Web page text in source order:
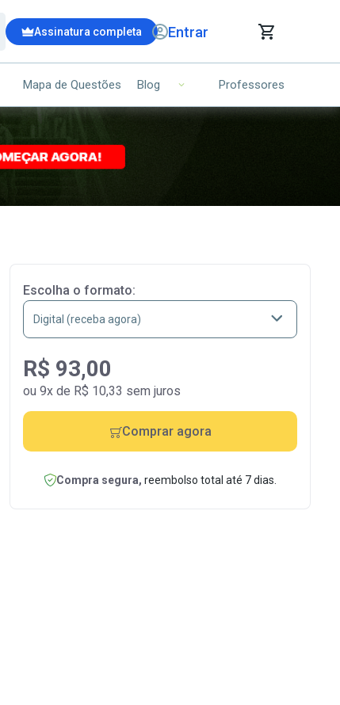
Assinatura completa Entrar
DE COMPRAS
(00)
Ops!
Seu carrinho ainda está vazio.
Mapa de Questões Blog Professores
Escolha o formato:
R$ 93,00
ou 9x de R$ 10,33 sem juros
Comprar agora
Compra segura, reembolso total até 7 dias.